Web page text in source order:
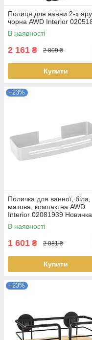
Полиця для ванни 2-х
чорна AWD Interior
В наявності
2 161 ₴ 2 809 ₴
Купити
–23%
Поличка для ванної, біла,
матова, компактна AWD
Interior 02081939 Новинка
В наявності
1 601 ₴ 2 081 ₴
Купити
–23%